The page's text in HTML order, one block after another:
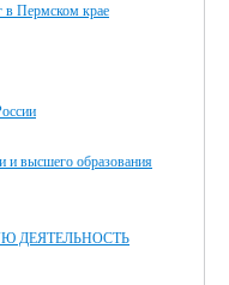
в Пермском крае
и высшего образования
ДЕЯТЕЛЬНОСТЬ